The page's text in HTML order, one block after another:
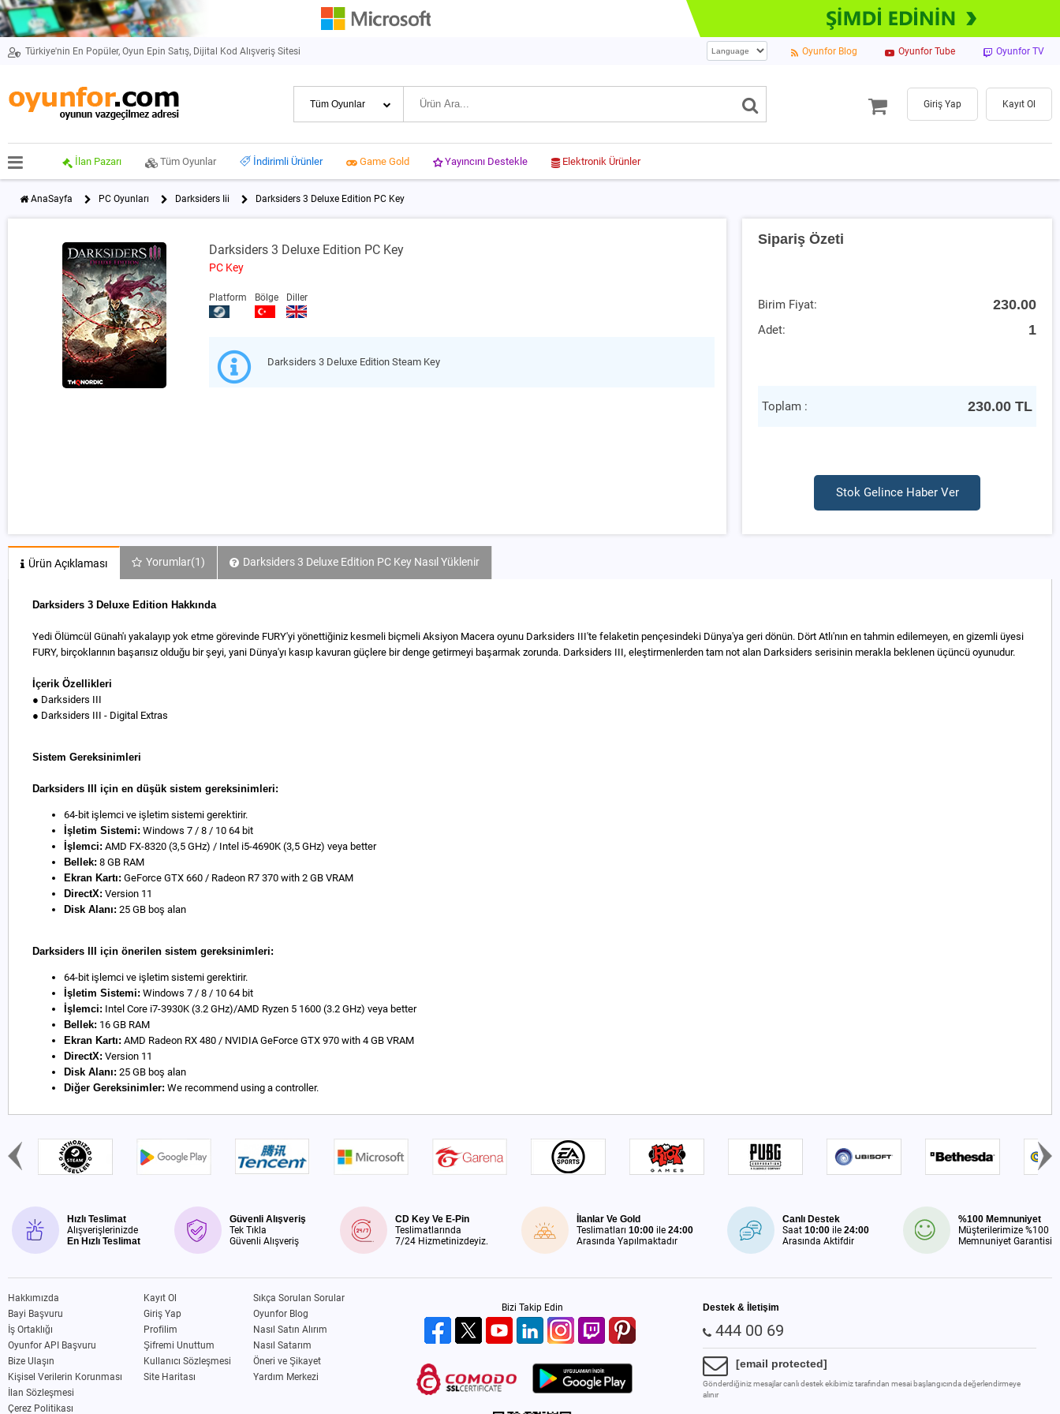
Türkiye'nin En Popüler, Oyun Epin Satış, Dijital Kod Alışveriş Sitesi Oyunfor Blog Oyunfor Tube Oyunfor TV
Giriş Yap Kayıt Ol
İlan Pazarı Tüm Oyunlar İndirimli Ürünler Game Gold Yayıncını Destekle Elektronik Ürünler
AnaSayfa PC Oyunları Darksiders Iii Darksiders 3 Deluxe Edition PC Key
Darksiders 3 Deluxe Edition PC Key
PC Key
Platform Bölge Diller
Darksiders 3 Deluxe Edition Steam Key
Sipariş Özeti
Birim Fiyat: 230.00
Adet: 1
Toplam : 230.00 TL
Stok Gelince Haber Ver
Ürün Açıklaması Yorumlar(1) Darksiders 3 Deluxe Edition PC Key Nasıl Yüklenir
Darksiders 3 Deluxe Edition Hakkında
Yedi Ölümcül Günah'ı yakalayıp yok etme görevinde FURY'yi yönettiğiniz kesmeli biçmeli Aksiyon Macera oyunu Darksiders III'te felaketin pençesindeki Dünya'ya geri dönün. Dört Atlı'nın en tahmin edilemeyen, en gizemli üyesi
FURY, birçoklarının başarısız olduğu bir şeyi, yani Dünya'yı kasıp kavuran güçlere bir denge getirmeyi başarmak zorunda. Darksiders III, eleştirmenlerden tam not alan Darksiders serisinin merakla beklenen üçüncü oyunudur.
İçerik Özellikleri
● Darksiders III
● Darksiders III - Digital Extras
Sistem Gereksinimleri
Darksiders III için en düşük sistem gereksinimleri:
64-bit işlemci ve işletim sistemi gerektirir.
İşletim Sistemi: Windows 7 / 8 / 10 64 bit
İşlemci: AMD FX-8320 (3,5 GHz) / Intel i5-4690K (3,5 GHz) veya better
Bellek: 8 GB RAM
Ekran Kartı: GeForce GTX 660 / Radeon R7 370 with 2 GB VRAM
DirectX: Version 11
Disk Alanı: 25 GB boş alan
Darksiders III için önerilen sistem gereksinimleri:
64-bit işlemci ve işletim sistemi gerektirir.
İşletim Sistemi: Windows 7 / 8 / 10 64 bit
İşlemci: Intel Core i7-3930K (3.2 GHz)/AMD Ryzen 5 1600 (3.2 GHz) veya better
Bellek: 16 GB RAM
Ekran Kartı: AMD Radeon RX 480 / NVIDIA GeForce GTX 970 with 4 GB VRAM
DirectX: Version 11
Disk Alanı: 25 GB boş alan
Diğer Gereksinimler: We recommend using a controller.
Hızlı Teslimat
Alışverişlerinizde
En Hızlı Teslimat
Güvenli Alışveriş
Tek Tıkla
Güvenli Alışveriş
CD Key Ve E-Pin
Teslimatlarında
7/24 Hizmetinizdeyiz.
İlanlar Ve Gold
Teslimatları10:00 ile24:00
Arasında Yapılmaktadır
Canlı Destek
Saat10:00 ile24:00
Arasında Aktifdir
%100 Memnuniyet
Müşterilerimize %100
Memnuniyet Garantisi
Hakkımızda
Bayi Başvuru
İş Ortaklığı
Oyunfor API Başvuru
Bize Ulaşın
Kişisel Verilerin Korunması
İlan Sözleşmesi
Çerez Politikası
Kayıt Ol
Giriş Yap
Profilim
Şifremi Unuttum
Kullanıcı Sözleşmesi
Site Haritası
Sıkça Sorulan Sorular
Oyunfor Blog
Nasıl Satın Alırım
Nasıl Satarım
Öneri ve Şikayet
Yardım Merkezi
Bizi Takip Edin Destek & İletişim
444 00 69
[email protected]
Gönderdiğiniz mesajlar canlı destek ekibimiz tarafından mesai başlangıcında değerlendirmeye
alınır